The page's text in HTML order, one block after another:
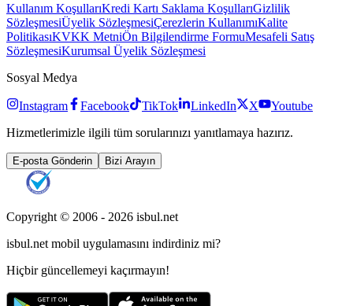
Kullanım KoşullarıKredi Kartı Saklama KoşullarıGizlilik
SözleşmesiÜyelik SözleşmesiÇerezlerin KullanımıKalite
PolitikasıKVKK MetniÖn Bilgilendirme FormuMesafeli Satış
SözleşmesiKurumsal Üyelik Sözleşmesi
Sosyal Medya
Instagram Facebook TikTok LinkedIn X
Youtube
Hizmetlerimizle ilgili tüm sorularınızı yanıtlamaya hazırız.
E-posta Gönderin Bizi Arayın
Copyright © 2006 - 2026 isbul.net
isbul.net mobil uygulamasını indirdiniz mi?
Hiçbir güncellemeyi kaçırmayın!